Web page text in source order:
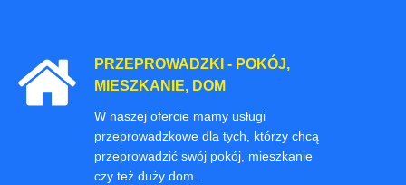
PRZEPROWADZKI - POKÓJ,
MIESZKANIE, DOM
W naszej ofercie mamy usługi
przeprowadzkowe dla tych, którzy chcą
przeprowadzić swój pokój, mieszkanie
czy też duży dom.